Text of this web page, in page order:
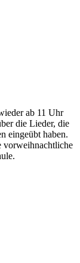
ab 11 Uhr
die Lieder, die
eingeübt haben.
vorweihnachtliche